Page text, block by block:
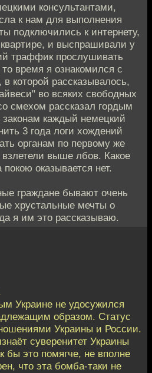
консультантами,
к нам для выполнения
подключились к интернету,
и выспрашивали у
траффик прослушивать
время я ознакомился с
в которой рассказывалось,
во всяких свободных
смехом рассказал гордым
каждый немецкий
3 года логи хождений
органам по первому же
выше лбов. Какое
оказывается нет.
граждане бывают очень
хрустальные мечты о
я им это рассказываю.
Украине не удосужился
образом. Статус
Украины и России.
суверенитет Украины
бы это помягче, не вполне
что эта бомба-таки не